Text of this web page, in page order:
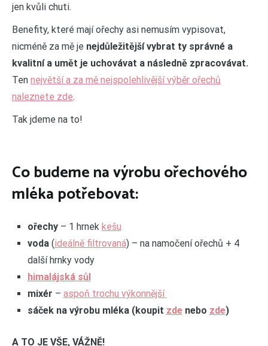
jen kvůli chuti.
Benefity, které mají ořechy asi nemusím vypisovat,
nicméně za mě je nejdůležitější vybrat ty správné a
kvalitní a umět je uchovávat a následně zpracovávat.
Ten největší a za mě nejspolehlivější výběr ořechů
naleznete zde.
Tak jdeme na to!
Co budeme na výrobu ořechového
mléka potřebovat:
ořechy – 1 hrnek kešu
voda(ideálně filtrovaná) – na namočení ořechů + 4
další hrnky vody
himalájská sůl
mixér – aspoň trochu výkonnější
sáček na výrobu mléka (koupit zdenebo zde)
A TO JE VŠE, VÁŽNĚ!